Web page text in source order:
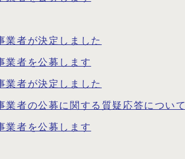
業者が決定しました
業者を公募します
業者が決定しました
業者の公募に関する質疑応答について
業者を公募します